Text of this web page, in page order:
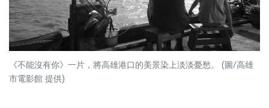
《不能沒有你》一片，將高雄港口的美景染上淡淡憂愁。 (圖/高雄
市電影館 提供)